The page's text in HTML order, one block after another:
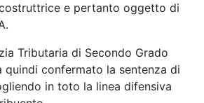
e pertanto oggetto di
Tributaria di Secondo Grado
quindi confermato la sentenza di
in toto la linea difensiva